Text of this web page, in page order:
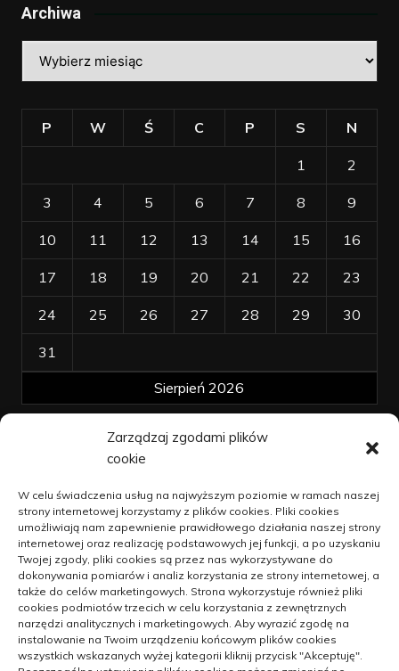
Zarządzaj zgodami plików
cookie
W celu świadczenia usług na najwyższym poziomie w ramach naszej
strony internetowej korzystamy z plików cookies. Pliki cookies
umożliwiają nam zapewnienie prawidłowego działania naszej strony
internetowej oraz realizację podstawowych jej funkcji, a po uzyskaniu
Twojej zgody, pliki cookies są przez nas wykorzystywane do
dokonywania pomiarów i analiz korzystania ze strony internetowej, a
także do celów marketingowych. Strona wykorzystuje również pliki
cookies podmiotów trzecich w celu korzystania z zewnętrznych
narzędzi analitycznych i marketingowych. Aby wyrazić zgodę na
instalowanie na Twoim urządzeniu końcowym plików cookies
wszystkich wskazanych wyżej kategorii kliknij przycisk "Akceptuję".
Archiwa
Sierpień 2026
P W Ś C P S N
1 2
3 4 5 6 7 8 9
10 11 12 13 14 15 16
17 18 19 20 21 22 23
24 25 26 27 28 29 30
31
Polityka plików cookies (EU)
Polityka prywatności
Jak unowocześniać dzialalność na
wsi
9 kwietnia 2021
Blachy oraz blachowkręty –